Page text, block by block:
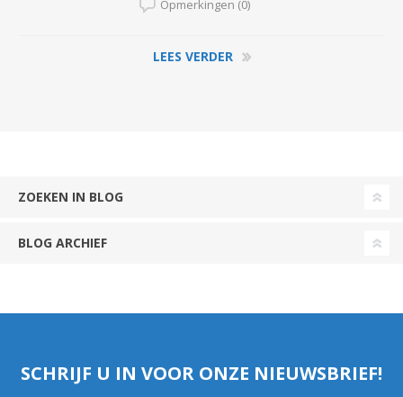
Opmerkingen (0)
LEES VERDER
ZOEKEN IN BLOG
BLOG ARCHIEF
SCHRIJF U IN VOOR ONZE NIEUWSBRIEF!